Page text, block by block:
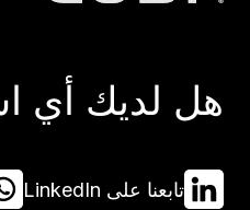
هل لديك أي
تابعنا على LinkedIn